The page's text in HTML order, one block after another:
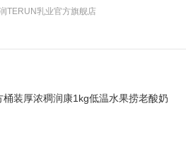
TERUN乳业官方旗舰店
装厚浓稠润康1kg低温水果捞老酸奶